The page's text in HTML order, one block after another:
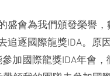
盛會為我們頒發榮譽
追逐國際龍獎IDA。原
加國際龍獎IDA年會